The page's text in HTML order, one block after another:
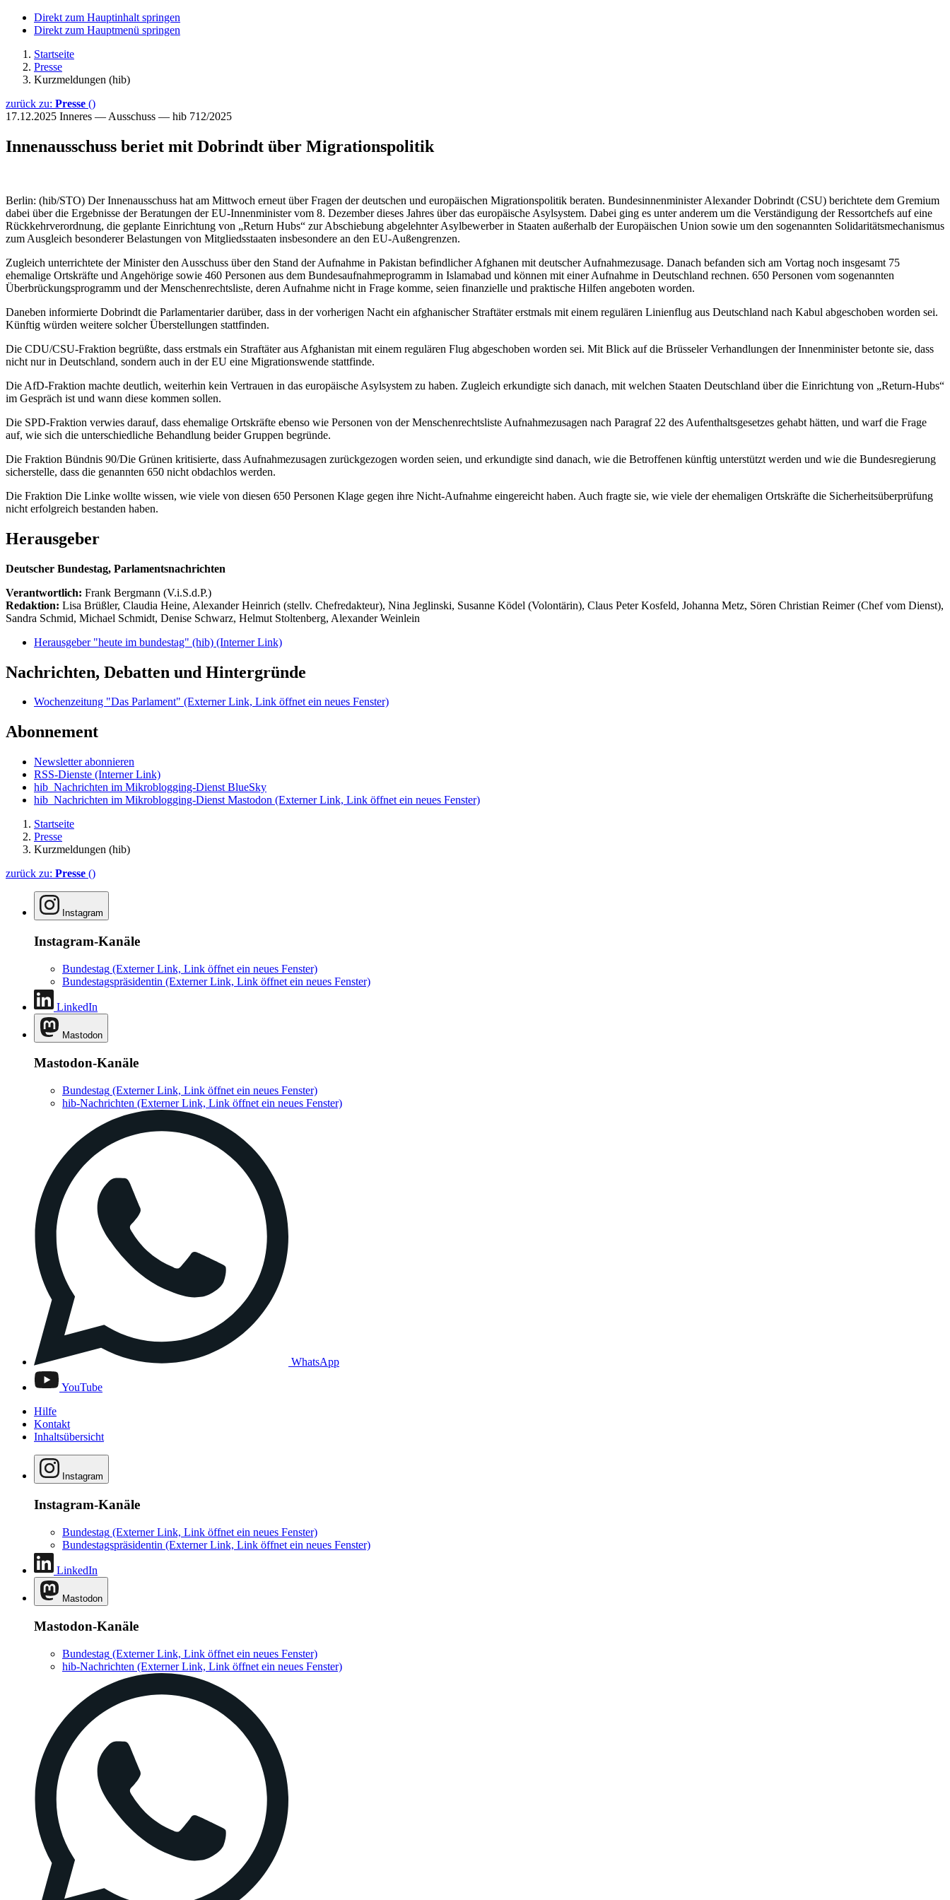
Direkt zum Hauptinhalt springen
Direkt zum Hauptmenü springen
Startseite
Presse
Kurzmeldungen (hib)
zurück zu: Presse ()
17.12.2025 Inneres — Ausschuss — hib 712/2025
Innenausschuss beriet mit Dobrindt über Migrationspolitik
Berlin: (hib/STO) Der Innenausschuss hat am Mittwoch erneut über Fragen der deutschen und europäischen Migrationspolitik beraten. Bundesinnenminister Alexander Dobrindt (CSU) berichtete dem Gremium
dabei über die Ergebnisse der Beratungen der EU-Innenminister vom 8. Dezember dieses Jahres über das europäische Asylsystem. Dabei ging es unter anderem um die Verständigung der Ressortchefs auf eine
Rückkehrverordnung, die geplante Einrichtung von „Return Hubs“ zur Abschiebung abgelehnter Asylbewerber in Staaten außerhalb der Europäischen Union sowie um den sogenannten Solidaritätsmechanismus
zum Ausgleich besonderer Belastungen von Mitgliedsstaaten insbesondere an den EU-Außengrenzen.
Zugleich unterrichtete der Minister den Ausschuss über den Stand der Aufnahme in Pakistan befindlicher Afghanen mit deutscher Aufnahmezusage. Danach befanden sich am Vortag noch insgesamt 75
ehemalige Ortskräfte und Angehörige sowie 460 Personen aus dem Bundesaufnahmeprogramm in Islamabad und können mit einer Aufnahme in Deutschland rechnen. 650 Personen vom sogenannten
Überbrückungsprogramm und der Menschenrechtsliste, deren Aufnahme nicht in Frage komme, seien finanzielle und praktische Hilfen angeboten worden.
Daneben informierte Dobrindt die Parlamentarier darüber, dass in der vorherigen Nacht ein afghanischer Straftäter erstmals mit einem regulären Linienflug aus Deutschland nach Kabul abgeschoben worden sei.
Künftig würden weitere solcher Überstellungen stattfinden.
Die CDU/CSU-Fraktion begrüßte, dass erstmals ein Straftäter aus Afghanistan mit einem regulären Flug abgeschoben worden sei. Mit Blick auf die Brüsseler Verhandlungen der Innenminister betonte sie, dass
nicht nur in Deutschland, sondern auch in der EU eine Migrationswende stattfinde.
Die AfD-Fraktion machte deutlich, weiterhin kein Vertrauen in das europäische Asylsystem zu haben. Zugleich erkundigte sich danach, mit welchen Staaten Deutschland über die Einrichtung von „Return-Hubs“
im Gespräch ist und wann diese kommen sollen.
Die SPD-Fraktion verwies darauf, dass ehemalige Ortskräfte ebenso wie Personen von der Menschenrechtsliste Aufnahmezusagen nach Paragraf 22 des Aufenthaltsgesetzes gehabt hätten, und warf die Frage
auf, wie sich die unterschiedliche Behandlung beider Gruppen begründe.
Die Fraktion Bündnis 90/Die Grünen kritisierte, dass Aufnahmezusagen zurückgezogen worden seien, und erkundigte sind danach, wie die Betroffenen künftig unterstützt werden und wie die Bundesregierung
sicherstelle, dass die genannten 650 nicht obdachlos werden.
Die Fraktion Die Linke wollte wissen, wie viele von diesen 650 Personen Klage gegen ihre Nicht-Aufnahme eingereicht haben. Auch fragte sie, wie viele der ehemaligen Ortskräfte die Sicherheitsüberprüfung
nicht erfolgreich bestanden haben.
Herausgeber
Deutscher Bundestag, Parlamentsnachrichten
Verantwortlich: Frank Bergmann (V.i.S.d.P.)
Redaktion: Lisa Brüßler, Claudia Heine, Alexander Heinrich (stellv. Chefredakteur), Nina Jeglinski, Susanne Ködel (Volontärin), Claus Peter Kosfeld, Johanna Metz, Sören Christian Reimer (Chef vom Dienst),
Sandra Schmid, Michael Schmidt, Denise Schwarz, Helmut Stoltenberg, Alexander Weinlein
Herausgeber "heute im bundestag" (hib) (Interner Link)
Nachrichten, Debatten und Hintergründe
Wochenzeitung "Das Parlament" (Externer Link, Link öffnet ein neues Fenster)
Abonnement
Newsletter abonnieren
RSS-Dienste (Interner Link)
hib_Nachrichten im Mikroblogging-Dienst BlueSky
hib_Nachrichten im Mikroblogging-Dienst Mastodon (Externer Link, Link öffnet ein neues Fenster)
Startseite
Presse
Kurzmeldungen (hib)
zurück zu: Presse ()
Instagram
Instagram-Kanäle
Bundestag (Externer Link, Link öffnet ein neues Fenster)
Bundestagspräsidentin (Externer Link, Link öffnet ein neues Fenster)
LinkedIn
Mastodon
Mastodon-Kanäle
Bundestag (Externer Link, Link öffnet ein neues Fenster)
hib-Nachrichten (Externer Link, Link öffnet ein neues Fenster)
WhatsApp
YouTube
Hilfe
Kontakt
Inhaltsübersicht
Instagram
Instagram-Kanäle
Bundestag (Externer Link, Link öffnet ein neues Fenster)
Bundestagspräsidentin (Externer Link, Link öffnet ein neues Fenster)
LinkedIn
Mastodon
Mastodon-Kanäle
Bundestag (Externer Link, Link öffnet ein neues Fenster)
hib-Nachrichten (Externer Link, Link öffnet ein neues Fenster)